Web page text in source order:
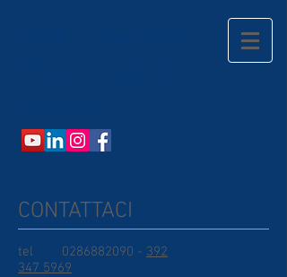
CONTATTACI
tel 0286882090 - 392
347 5969